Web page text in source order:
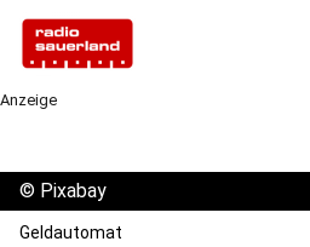
Anzeige
© Pixabay
Geldautomat